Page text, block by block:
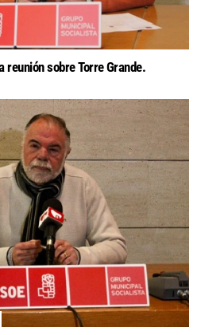
reunión sobre Torre Grande.